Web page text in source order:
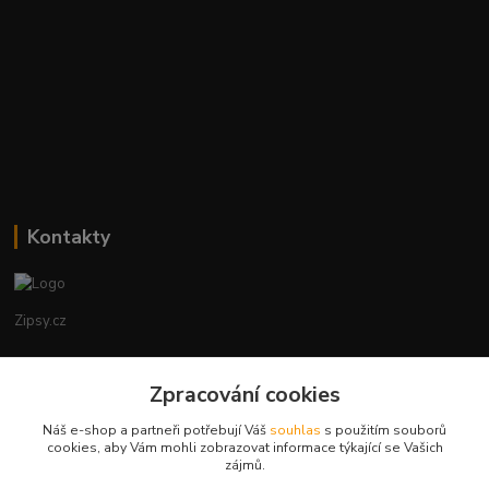
Kontakty
Zipsy.cz
+420774877333
obchod@zipsy.cz
Zpracování cookies
Náš e-shop a partneři potřebují Váš souhlas s použitím souborů
cookies, aby Vám mohli zobrazovat informace týkající se Vašich
zájmů.